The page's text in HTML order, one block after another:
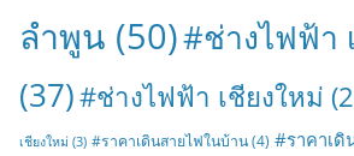
ลำพูน (50)#ช่างไฟฟ้า
(37)#ช่างไฟฟ้า เชียงใหม่
เชียงใหม่ (3) #ราคาเดินสายไฟในบ้าน(4) #ราคาเดิ